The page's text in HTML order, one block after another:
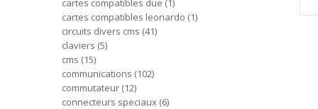
cartes compatibles due 1
cartes compatibles leonardo 1
circuits divers cms 41
claviers 5
cms 15
communications 102
commutateur 12
connecteurs speciaux 6